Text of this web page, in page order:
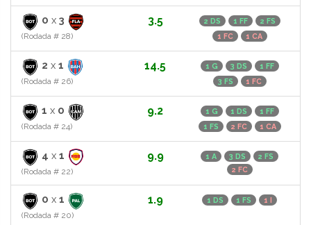
0 x 3
(Rodada # 28)
3.5 2 DS 1 FF
2 FS
1 FC
1 CA
2 x 1
(Rodada # 26)
14.5 1 G 3 DS
1 FF
3 FS
1 FC
1 x 0
(Rodada # 24)
9.2 1 G 1 DS
1 FF
1 FS
2 FC 1 CA
4 x 1
(Rodada # 22)
9.9 1 A 3 DS
2 FS
2 FC
0 x 1
(Rodada # 20)
1.9 1 DS 1 FS 1 I